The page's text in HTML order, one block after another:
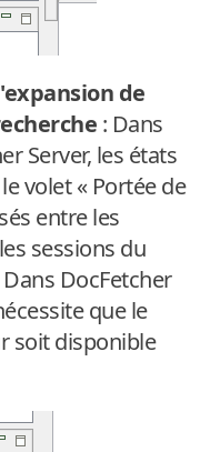
de
: Dans
Server, les états
volet « Portée de
entre les
sessions du
DocFetcher
que le
soit disponible